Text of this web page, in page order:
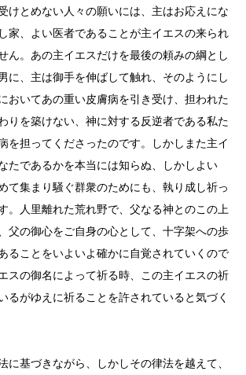
けとめない人々の願いには、主はお応えにな
家、よい医者であることが主イエスの来られ
ん。あの主イエスだけを最後の頼みの綱とし
に、主は御手を伸ばして触れ、そのようにし
おいてあの重い皮膚病を引き受け、担われた
りを築けない、神に対する反逆者である私た
を担ってくださったのです。しかしまた主イ
たであるかを本当には知らぬ、しかしよい
て集まり騒ぐ群衆のためにも、執り成し祈っ
。人里離れた荒れ野で、父なる神とのこの上
父の御心をご自身の心として、十字架への歩
ることをいよいよ確かに自覚されていくので
スの御名によって祈る時、この主イエスの祈
るがゆえに祈ることを許されていると気づく
基づきながら、しかしその律法を越えて、